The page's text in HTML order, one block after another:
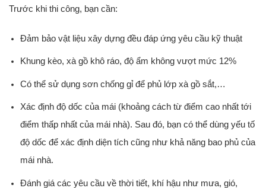
Trước khi thi công, bạn cần:
Đảm bảo vật liệu xây dựng đều đáp ứng yêu cầu kỹ thuật
Khung kèo, xà gồ khô ráo, độ ẩm không vượt mức 12%
Có thể sử dụng sơn chống gỉ để phủ lớp xà gồ sắt,…
Xác định độ dốc của mái (khoảng cách từ điểm cao nhất tới
điểm thấp nhất của mái nhà). Sau đó, bạn có thể dùng yếu tố
độ dốc để xác định diện tích cũng như khả năng bao phủ của
mái nhà.
Đánh giá các yêu cầu về thời tiết, khí hậu như mưa, gió,